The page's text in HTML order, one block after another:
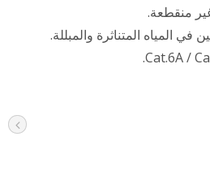
منقطعة.
المتناثرة والمبللة.